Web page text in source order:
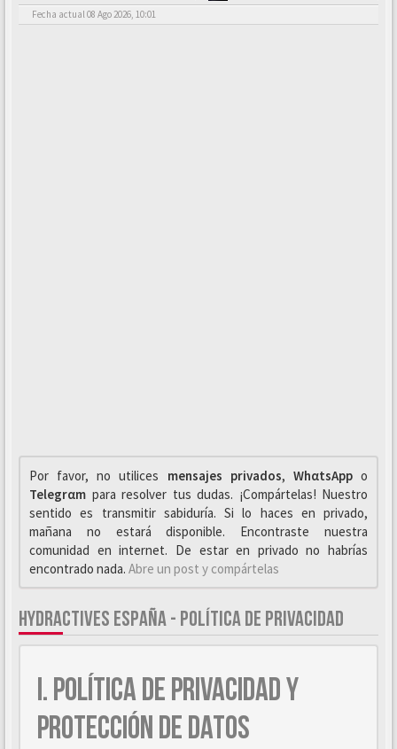
Fecha actual 08 Ago 2026, 10:01
Por favor, no utilices mensajes privados, WhαtsAppo
Telegrαm para resolver tus dudas. ¡Compártelas! Nuestro
sentido es transmitir sabiduría. Si lo haces en privado,
mañana no estará disponible. Encontraste nuestra
comunidad en internet. De estar en privado no habrías
encontrado nada. Abre un post y compártelas
HYDRACTIVES ESPAÑA - POLÍTICA DE PRIVACIDAD
I. POLÍTICA DE PRIVACIDAD Y
PROTECCIÓN DE DATOS